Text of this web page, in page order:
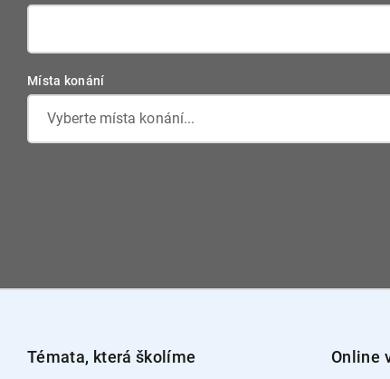
Místa konání
Vyberte místa konání...
Témata, která školíme Online